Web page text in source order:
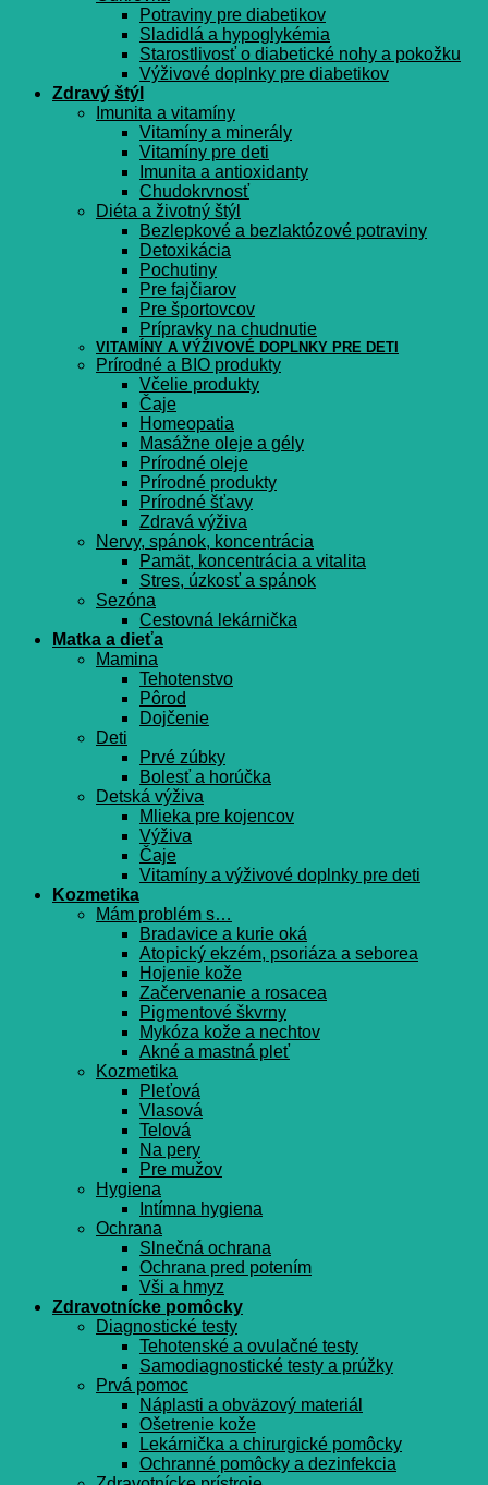
Potraviny pre diabetikov
Sladidlá a hypoglykémia
Starostlivosť o diabetické nohy a pokožku
Výživové doplnky pre diabetikov
Zdravý štýl
Imunita a vitamíny
Vitamíny a minerály
Vitamíny pre deti
Imunita a antioxidanty
Chudokrvnosť
Diéta a životný štýl
Bezlepkové a bezlaktózové potraviny
Detoxikácia
Pochutiny
Pre fajčiarov
Pre športovcov
Prípravky na chudnutie
VITAMÍNY A VÝŽIVOVÉ DOPLNKY PRE DETI
Prírodné a BIO produkty
Včelie produkty
Čaje
Homeopatia
Masážne oleje a gély
Prírodné oleje
Prírodné produkty
Prírodné šťavy
Zdravá výživa
Nervy, spánok, koncentrácia
Pamät, koncentrácia a vitalita
Stres, úzkosť a spánok
Sezóna
Cestovná lekárnička
Matka a dieťa
Mamina
Tehotenstvo
Pôrod
Dojčenie
Deti
Prvé zúbky
Bolesť a horúčka
Detská výživa
Mlieka pre kojencov
Výživa
Čaje
Vitamíny a výživové doplnky pre deti
Kozmetika
Mám problém s…
Bradavice a kurie oká
Atopický ekzém, psoriáza a seborea
Hojenie kože
Začervenanie a rosacea
Pigmentové škvrny
Mykóza kože a nechtov
Akné a mastná pleť
Kozmetika
Pleťová
Vlasová
Telová
Na pery
Pre mužov
Hygiena
Intímna hygiena
Ochrana
Slnečná ochrana
Ochrana pred potením
Vši a hmyz
Zdravotnícke pomôcky
Diagnostické testy
Tehotenské a ovulačné testy
Samodiagnostické testy a prúžky
Prvá pomoc
Náplasti a obväzový materiál
Ošetrenie kože
Lekárnička a chirurgické pomôcky
Ochranné pomôcky a dezinfekcia